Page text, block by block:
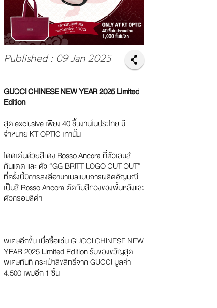
Published : 09 Jan 2025
GUCCI CHINESE NEW YEAR 2025 Limited
Edition
สุด exclusive เพียง 40 ชิ้นงานในประไทย มี
จำหน่าย KT OPTIC เท่านั้น
โดดเด่นด้วยสีแดง Rosso Ancora ที่ตัวเลนส์
กันแดด และ ตัว “GG BRITT LOGO CUT OUT”
ที่ครั้งนี้มีการลงสีอานาเมลแบบการผลิตอัญมณี
เป็นสี Rosso Ancora ตัดกับสีทองของพื้นหลังและ
ตัวกรอบสีดำ
พิเศษอีกขั้น เมื่อซื้อแว่น GUCCI CHINESE NEW
YEAR 2025 Limited Edition รับของขวัญสุด
พิเศษทันที กระเป๋าลิขสิทธิ์จาก GUCCI มูลค่า
4,500 เพิ่มอีก 1 ชิ้น